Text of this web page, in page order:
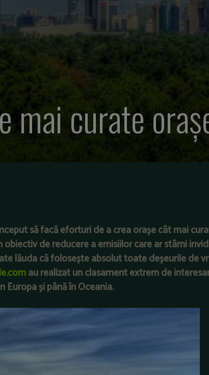
mai curate
să facă eforturi de a crea orașe cât mai
obiectiv de reducere a emisiilor care ar stârni
lăuda că folosește absolut toate deșeurile de
au realizat un clasament extrem de
și până în Oceania.